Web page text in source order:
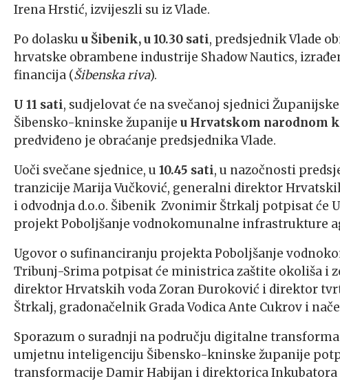
Irena Hrstić, izvijeszli su iz Vlade.
Po dolasku u Šibenik, u 10.30 sati, predsjednik Vlade
hrvatske obrambene industrije Shadow Nautics,
financija (Šibenska riva).
U 11 sati, sudjelovat će na svečanoj sjednici
Šibensko-kninske županije u Hrvatskom narodnom
predviđeno je obraćanje predsjednika Vlade.
Uoči svečane sjednice, u 10.45 sati, u nazočnosti
tranzicije Marija Vučković, generalni direktor
i odvodnja d.o.o. Šibenik Zvonimir Štrkalj potpisat će
projekt Poboljšanje vodnokomunalne infrastrukture
Ugovor o sufinanciranju projekta Poboljšanje
Tribunj-Srima potpisat će ministrica zaštite okoliša i
direktor Hrvatskih voda Zoran Đuroković i direktor
Štrkalj, gradonačelnik Grada Vodica Ante Cukrov i
Sporazum o suradnji na području digitalne
umjetnu inteligenciju Šibensko-kninske županije
transformacije Damir Habijan i direktorica